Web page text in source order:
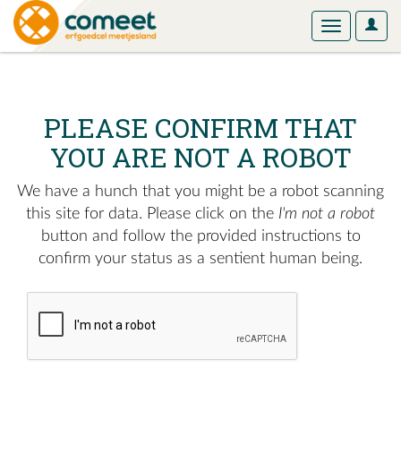
User
Toggle
PLEASE CONFIRM THAT
YOU ARE NOT A ROBOT
We have a hunch that you might be a robot scanning
this site for data. Please click on the I'm not a robot
button and follow the provided instructions to
confirm your status as a sentient human being.